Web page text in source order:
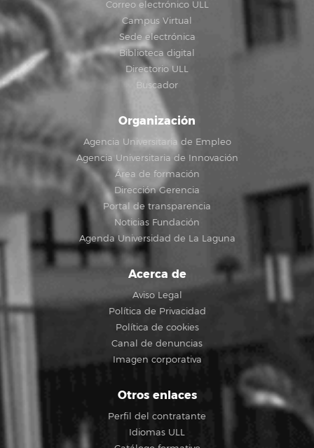
Correo electrónico ULL
Campus Virtual
Sede electrónica
Biblioteca digital
Directorio ULL
Buscador
Organización
Agencia Universitaria de Empleo
Agencia Universitaria de Innovación
Área de formación
Dirección Gerencia
Portal de transparencia
Noticias Fundación
Agenda Universidad de La Laguna
Acerca de
Aviso Legal
Política de Privacidad
Política de cookies
Canal de denuncias
Imagen corporativa
Otros enlaces
Perfil del contratante
Idiomas ULL